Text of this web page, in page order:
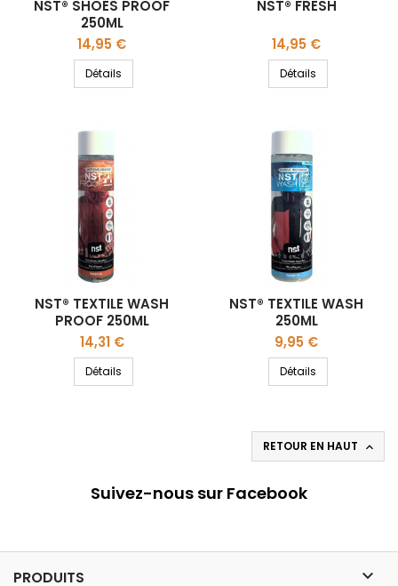
NST® SHOES PROOF
250ML
Prix
14,95 €
Détails
NST® FRESH
Prix
14,95 €
Détails
NST® TEXTILE WASH
PROOF 250ML
Prix
14,31 €
Détails
NST® TEXTILE WASH
250ML
Prix
9,95 €
Détails
RETOUR EN HAUT 
Suivez-nous sur Facebook
PRODUITS 